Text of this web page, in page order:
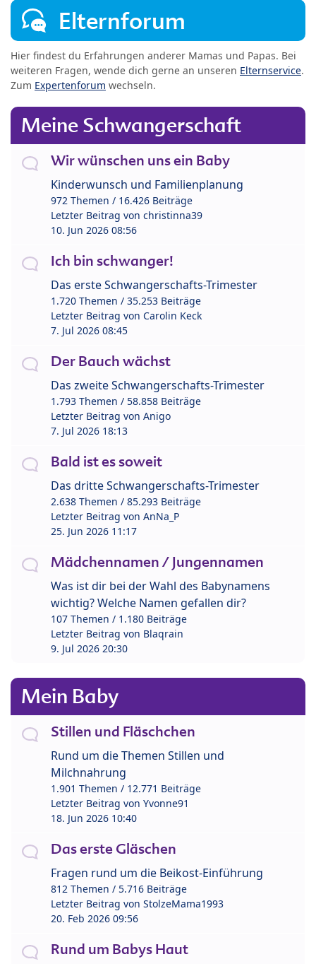
Elternforum
Hier findest du Erfahrungen anderer Mamas und Papas. Bei
weiteren Fragen, wende dich gerne an unseren Elternservice.
Zum Expertenforum wechseln.
Meine Schwangerschaft
Wir wünschen uns ein Baby
Kinderwunsch und Familienplanung
972 Themen / 16.426 Beiträge
Letzter Beitrag von christinna39
10. Jun 2026 08:56
Ich bin schwanger!
Das erste Schwangerschafts-Trimester
1.720 Themen / 35.253 Beiträge
Letzter Beitrag von Carolin Keck
7. Jul 2026 08:45
Der Bauch wächst
Das zweite Schwangerschafts-Trimester
1.793 Themen / 58.858 Beiträge
Letzter Beitrag von Anigo
7. Jul 2026 18:13
Bald ist es soweit
Das dritte Schwangerschafts-Trimester
2.638 Themen / 85.293 Beiträge
Letzter Beitrag von AnNa_P
25. Jun 2026 11:17
Mädchennamen / Jungennamen
Was ist dir bei der Wahl des Babynamens
wichtig? Welche Namen gefallen dir?
107 Themen / 1.180 Beiträge
Letzter Beitrag von Blaqrain
9. Jul 2026 20:30
Mein Baby
Stillen und Fläschchen
Rund um die Themen Stillen und
Milchnahrung
1.901 Themen / 12.771 Beiträge
Letzter Beitrag von Yvonne91
18. Jun 2026 10:40
Das erste Gläschen
Fragen rund um die Beikost-Einführung
812 Themen / 5.716 Beiträge
Letzter Beitrag von StolzeMama1993
20. Feb 2026 09:56
Rund um Babys Haut